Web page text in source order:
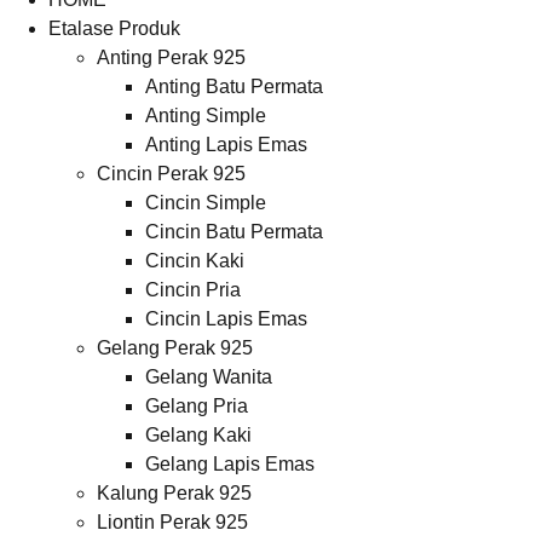
Etalase Produk
Anting Perak 925
Anting Batu Permata
Anting Simple
Anting Lapis Emas
Cincin Perak 925
Cincin Simple
Cincin Batu Permata
Cincin Kaki
Cincin Pria
Cincin Lapis Emas
Gelang Perak 925
Gelang Wanita
Gelang Pria
Gelang Kaki
Gelang Lapis Emas
Kalung Perak 925
Liontin Perak 925